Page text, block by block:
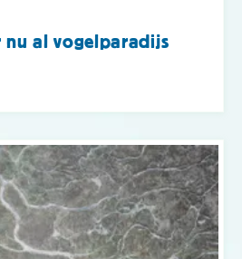
nu al vogelparadijs